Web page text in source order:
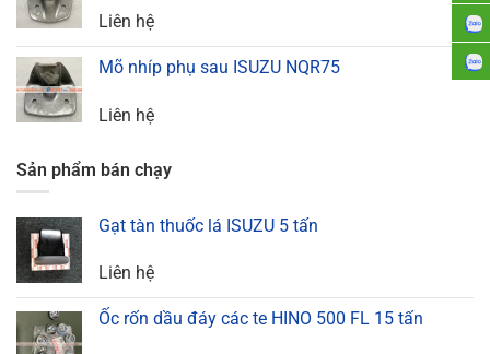
Liên hệ
Mõ nhíp phụ sau ISUZU NQR75
Liên hệ
Sản phẩm bán chạy
Gạt tàn thuốc lá ISUZU 5 tấn
Liên hệ
Ốc rốn dầu đáy các te HINO 500 FL 15 tấn